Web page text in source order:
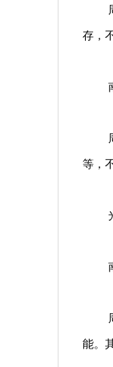
存，
等，
能。